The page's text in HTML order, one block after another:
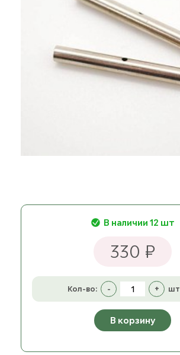
В наличии 12 шт
330 ₽
Кол-во: - + шт
В корзину